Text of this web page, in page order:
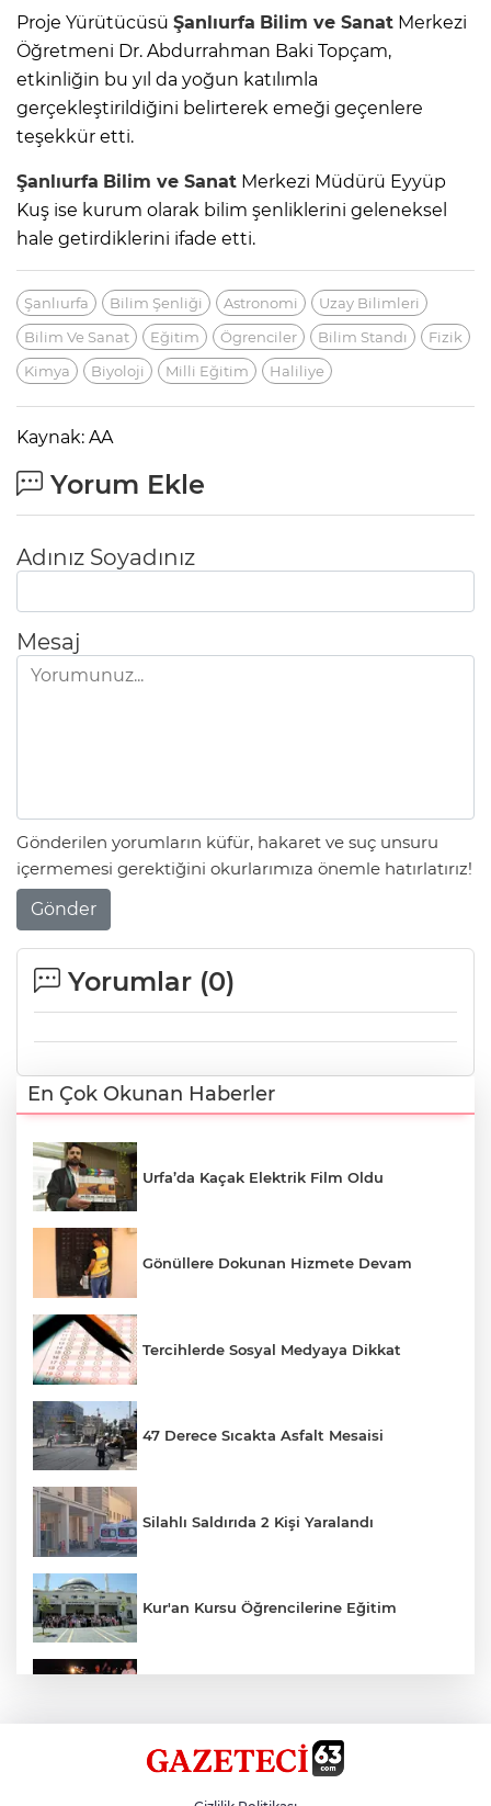
Proje Yürütücüsü Şanlıurfa Bilim ve Sanat Merkezi
Öğretmeni Dr. Abdurrahman Baki Topçam,
etkinliğin bu yıl da yoğun katılımla
gerçekleştirildiğini belirterek emeği geçenlere
teşekkür etti.
Şanlıurfa Bilim ve Sanat Merkezi Müdürü Eyyüp
Kuş ise kurum olarak bilim şenliklerini geleneksel
hale getirdiklerini ifade etti.
Şanlıurfa Bilim Şenliği Astronomi
Uzay Bilimleri
Bilim Ve Sanat
Eğitim Ögrenciler Bilim Standı
Fizik
Kimya
Biyoloji Milli Eğitim Haliliye
Kaynak: AA
Yorum Ekle
Adınız Soyadınız
Mesaj
Gönderilen yorumların küfür, hakaret ve suç unsuru
içermemesi gerektiğini okurlarımıza önemle hatırlatırız!
Gönder
Yorumlar (0)
En Çok Okunan Haberler
Urfa’da Kaçak Elektrik Film Oldu
Gönüllere Dokunan Hizmete Devam
Tercihlerde Sosyal Medyaya Dikkat
47 Derece Sıcakta Asfalt Mesaisi
Silahlı Saldırıda 2 Kişi Yaralandı
Kur'an Kursu Öğrencilerine Eğitim
Siverek’te Mahmut Gülel Dönemi